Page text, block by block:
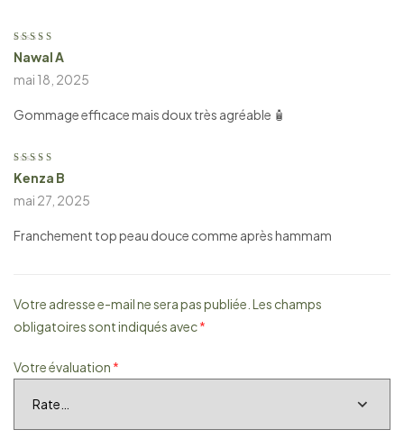
Note4sur
Nawal A
mai 18, 2025
Gommage efficace mais doux très agréable 🧴
Note5sur 5
Kenza B
mai 27, 2025
Franchement top peau douce comme après hammam
Votre adresse e-mail ne sera pas publiée. Les champs
obligatoires sont indiqués avec*
Votre évaluation *